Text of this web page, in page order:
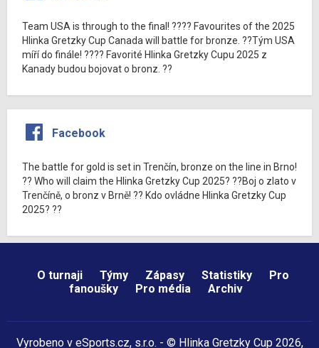
Team USA is through to the final! ???? Favourites of the 2025
Hlinka Gretzky Cup Canada will battle for bronze. ??Tým USA
míří do finále! ???? Favorité Hlinka Gretzky Cupu 2025 z
Kanady budou bojovat o bronz. ??
Facebook
The battle for gold is set in Trenčín, bronze on the line in Brno!
?? Who will claim the Hlinka Gretzky Cup 2025? ??Boj o zlato v
Trenčíně, o bronz v Brně! ?? Kdo ovládne Hlinka Gretzky Cup
2025? ??
O turnaji Týmy Zápasy Statistiky
Pro
fanoušky
Pro média Archiv
Vyrobeno v eSports.cz, s.r.o. - © Hlinka Gretzky Cup 2026,